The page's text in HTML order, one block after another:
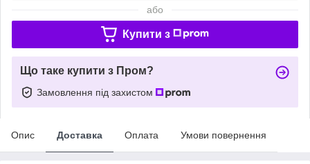
або
Купити з
Що таке купити з Пром?
Замовлення під захистом
Опис Доставка Оплата Умови повернення